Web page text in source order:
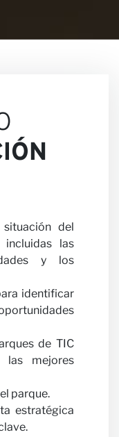
del
las
y los
identificar
de TIC
las mejores
parque.
estratégica